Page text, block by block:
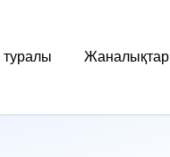
Жаналықтар